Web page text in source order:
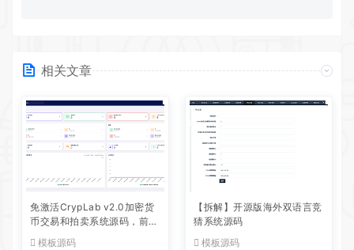
相关文章
免激活CrypLab v2.0加密货
币交易和拍卖系统源码，前台
新增中文后台全部汉化
模板源码
【拆解】开源版海外双语言竞
猜系统源码
模板源码